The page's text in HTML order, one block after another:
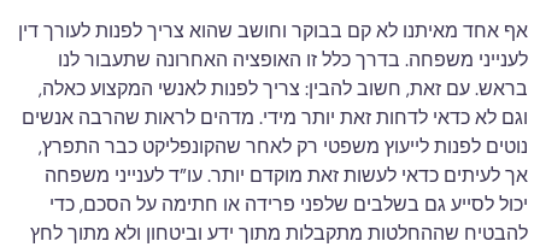
אף אחד מאיתנו לא קם בבוקר וחושב שהוא צריך לפנות לעורך דין
לענייני משפחה. בדרך כלל זו האופציה האחרונה שתעבור לנו
בראש. עם זאת, חשוב להבין: צריך לפנות לאנשי המקצוע כאלה,
וגם לא כדאי לדחות זאת יותר מידי. מדהים לראות שהרבה אנשים
נוטים לפנות לייעוץ משפטי רק לאחר שהקונפליקט כבר התפרץ,
אך לעיתים כדאי לעשות זאת מוקדם יותר. עו”ד לענייני משפחה
יכול לסייע גם בשלבים שלפני פרידה או חתימה על הסכם, כדי
להבטיח שההחלטות מתקבלות מתוך ידע וביטחון ולא מתוך לחץ